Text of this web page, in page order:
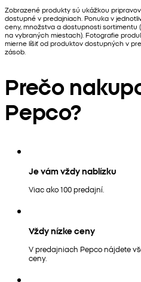
Zobrazené produkty sú ukážkou
dostupné v predajniach. Ponuka v
ceny, množstva a dostupnosti
na vybraných miestach). Fotografie
mierne líšiť od produktov dostupných v
zásob.
Prečo
Pepco?
Je vám vždy nablízku
Viac ako 100 predajní.
Vždy nízke ceny
V predajniach Pepco nájdete
ceny.